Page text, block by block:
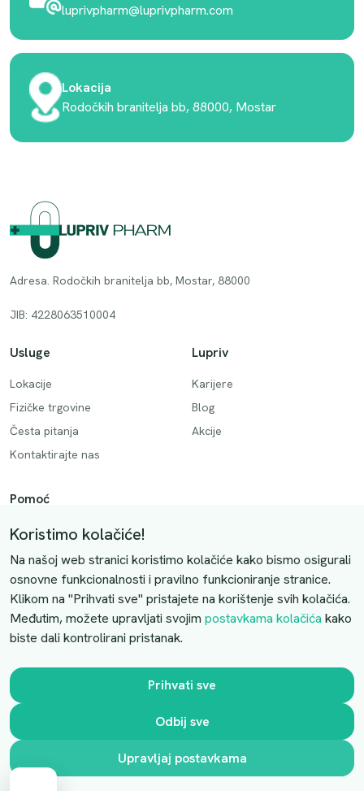
luprivpharm@luprivpharm.com
Lokacija
Rodočkih branitelja bb, 88000, Mostar
Adresa. Rodočkih branitelja bb, Mostar, 88000
JIB: 4228063510004
Usluge
Lokacije
Fizičke trgovine
Česta pitanja
Kontaktirajte nas
Lupriv
Karijere
Blog
Akcije
Pomoć
Način plaćanja
Dostava
Povrati i otkazivanje
Uslovi kupovine
Kontaktirajte nas
Slobodno nas kontaktirajte putem e-maila:
luprivpharm@luprivpharm.com
Ova stranica je zaštićena reCAPTCHA sustavom
Koristimo kolačiće!
Na našoj web stranici koristimo kolačiće kako bismo osigurali
osnovne funkcionalnosti i pravilno funkcioniranje stranice.
Klikom na "Prihvati sve" pristajete na korištenje svih kolačića.
Međutim, možete upravljati svojim postavkama kolačića kako
biste dali kontrolirani pristanak.
Prihvati sve
Odbij sve
Upravljaj postavkama